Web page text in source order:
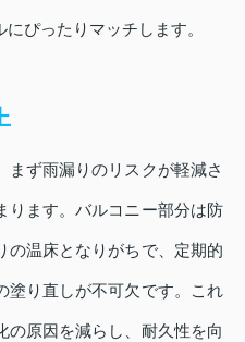
ぴったりマッチします。
ず雨漏りのリスクが軽減さ
ります。バルコニー部分は防
の温床となりがちで、定期的
塗り直しが不可欠です。これ
の原因を減らし、耐久性を向